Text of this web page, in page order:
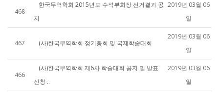
468
한국무역학회 2015년도 수석부회장 선거결과 공
지
2019년 03월 06
일
467 (사)한국무역학회 정기총회 및 국제학술대회
2019년 03월 06
일
466
(사)한국무역학회 제6차 학술대회 공지 및 발표
신청 ..
2019년 03월 06
일